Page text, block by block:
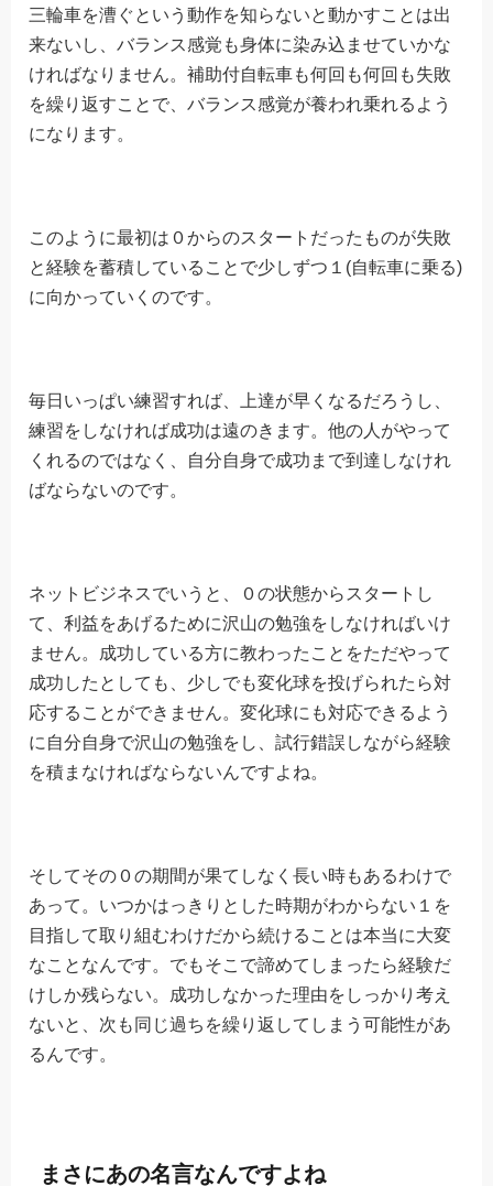
三輪車を漕ぐという動作を知らないと動かすことは出
来ないし、バランス感覚も身体に染み込ませていかな
ければなりません。補助付自転車も何回も何回も失敗
を繰り返すことで、バランス感覚が養われ乗れるよう
になります。
このように最初は０からのスタートだったものが失敗
と経験を蓄積していることで少しずつ１(自転車に乗る)
に向かっていくのです。
毎日いっぱい練習すれば、上達が早くなるだろうし、
練習をしなければ成功は遠のきます。他の人がやって
くれるのではなく、自分自身で成功まで到達しなけれ
ばならないのです。
ネットビジネスでいうと、０の状態からスタートし
て、利益をあげるために沢山の勉強をしなければいけ
ません。成功している方に教わったことをただやって
成功したとしても、少しでも変化球を投げられたら対
応することができません。変化球にも対応できるよう
に自分自身で沢山の勉強をし、試行錯誤しながら経験
を積まなければならないんですよね。
そしてその０の期間が果てしなく長い時もあるわけで
あって。いつかはっきりとした時期がわからない１を
目指して取り組むわけだから続けることは本当に大変
なことなんです。でもそこで諦めてしまったら経験だ
けしか残らない。成功しなかった理由をしっかり考え
ないと、次も同じ過ちを繰り返してしまう可能性があ
るんです。
まさにあの名言なんですよね